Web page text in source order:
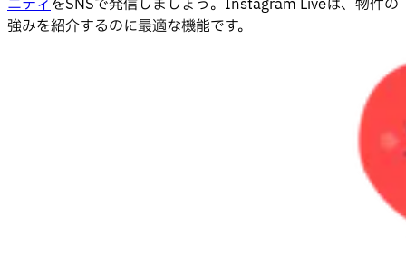
強みを紹介するのに最適な機能です。